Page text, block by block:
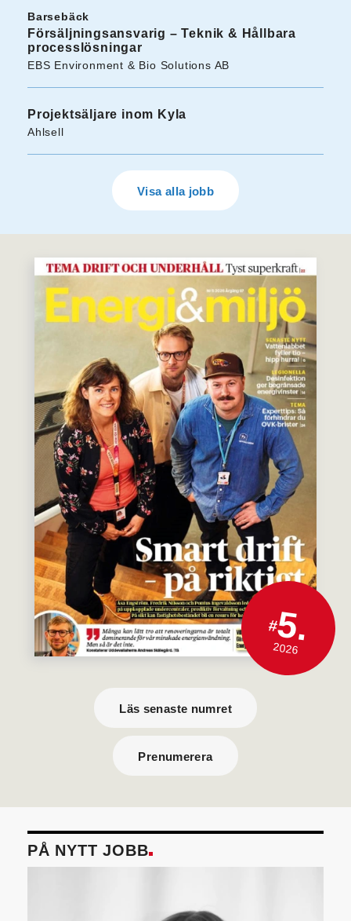
Barsebäck
Försäljningsansvarig – Teknik & Hållbara
processlösningar
EBS Environment & Bio Solutions AB
Projektsäljare inom Kyla
Ahlsell
Visa alla jobb
#5.
2026
Läs senaste numret
Prenumerera
PÅ NYTT JOBB